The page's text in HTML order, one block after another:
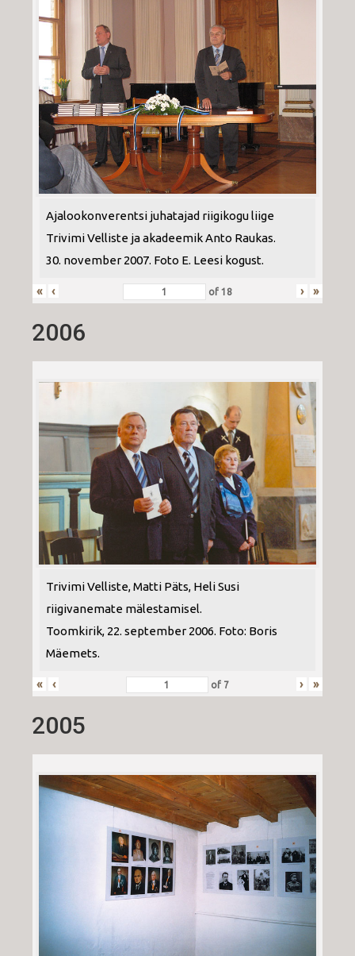
Ajalookonverentsi juhatajad riigikogu liige
Trivimi Velliste ja akadeemik Anto Raukas.
30. november 2007. Foto E. Leesi kogust.
« ‹ of18 › »
2006
Trivimi Velliste, Matti Päts, Heli Susi
riigivanemate mälestamisel.
Toomkirik, 22. september 2006. Foto: Boris
Mäemets.
« ‹ of 7 › »
2005